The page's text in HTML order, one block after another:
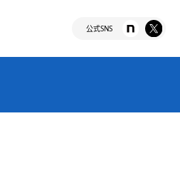
公式SNS